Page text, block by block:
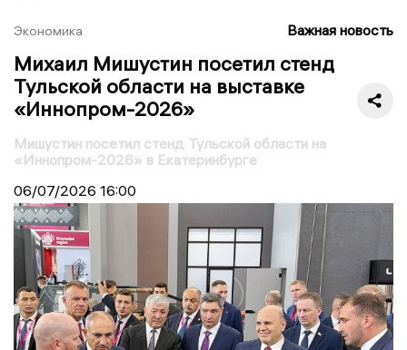
Экономика Важная новость
Михаил Мишустин посетил стенд
Тульской области на выставке
«Иннопром-2026»
Мишустин посетил стенд Тульской области на
«Иннопром-2026» в Екатеринбурге
06/07/2026 16:00